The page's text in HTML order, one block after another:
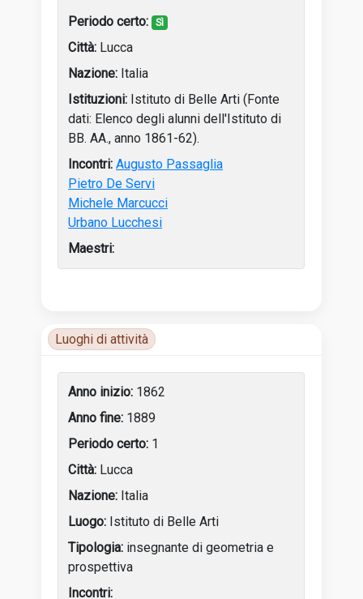
Sì
Lucca
Italia
Istituto di Belle Arti (Fonte
dati: Elenco degli alunni dell'Istituto di
BB. AA., anno 1861-62).
Augusto Passaglia
Pietro De Servi
Michele Marcucci
Urbano Lucchesi
Luoghi di attività
1862
1889
1
Lucca
Italia
Istituto di Belle Arti
insegnante di geometria e
prospettiva